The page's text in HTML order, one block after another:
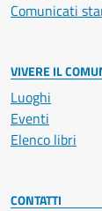
Comunicati
VIVERE IL
Luoghi
Eventi
Elenco libri
CONTATTI